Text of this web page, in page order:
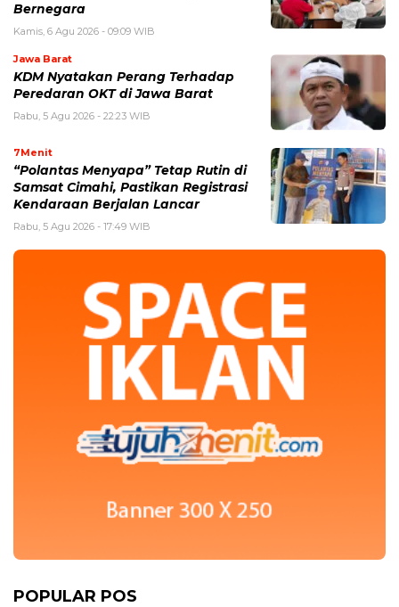
Bernegara
Kamis, 6 Agu 2026 - 09:09 WIB
Jawa Barat
KDM Nyatakan Perang Terhadap
Peredaran OKT di Jawa Barat
Rabu, 5 Agu 2026 - 22:23 WIB
7Menit
“Polantas Menyapa” Tetap Rutin di
Samsat Cimahi, Pastikan Registrasi
Kendaraan Berjalan Lancar
Rabu, 5 Agu 2026 - 17:49 WIB
POPULAR POS